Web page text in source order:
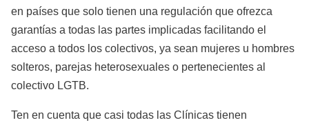
en países que solo tienen una regulación que ofrezca
garantías a todas las partes implicadas facilitando el
acceso a todos los colectivos, ya sean mujeres u hombres
solteros, parejas heterosexuales o pertenecientes al
colectivo LGTB.
Ten en cuenta que casi todas las Clínicas tienen